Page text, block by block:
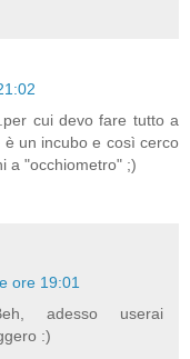
cui devo fare tutto a
un incubo e così cerco
a "occhiometro" ;)
ore 19:01
adesso userai
:)